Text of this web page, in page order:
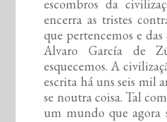
escombros da
encerra as tristes
que pertencemos e
Alvaro García de
esquecemos. A
escrita há uns seis mil
se noutra coisa. Tal
um mundo que agora